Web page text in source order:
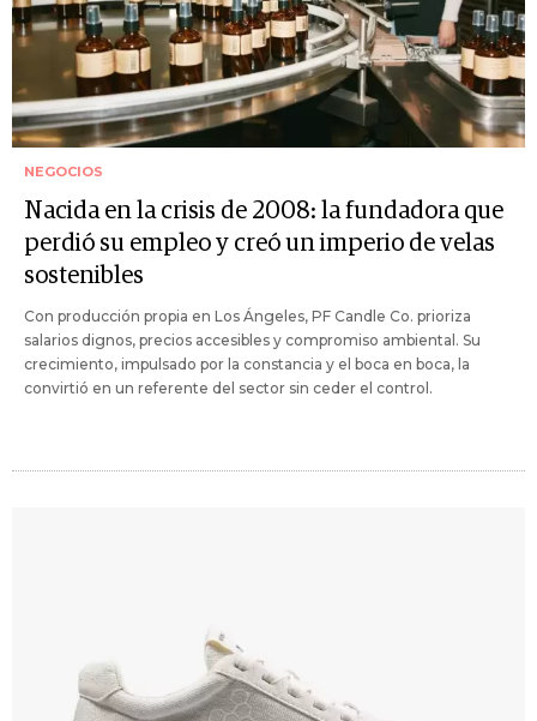
NEGOCIOS
Nacida en la crisis de 2008: la fundadora que
perdió su empleo y creó un imperio de velas
sostenibles
Con producción propia en Los Ángeles, PF Candle Co. prioriza
salarios dignos, precios accesibles y compromiso ambiental. Su
crecimiento, impulsado por la constancia y el boca en boca, la
convirtió en un referente del sector sin ceder el control.